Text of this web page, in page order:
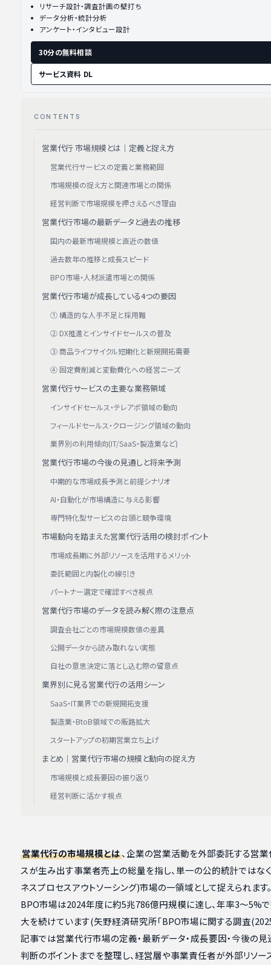
営業代行の市場規模とは、企業の営業活動を外部委託する営
スが生み出す事業者売上の総量を指し、単一の公的統計ではな
ネスプロセスアウトソーシング)市場の一領域として捉えられます
BPO市場は2024年度に約5兆786億円規模に達し、年率3〜5%
大を続けています(矢野経済研究所「BPO市場に関する調査
記事では営業代行市場の定義・最新データ・成長要因・今後の見
判断のポイントまでを整理し、経営層や事業責任者が外部リソー
リサーチ設計・調査計画の壁打ち
データ分析・統計分析
アンケート・インタビュー設計
30分の無料相談
サービス資料 DL
CONTENTS
営業代行 市場規模とは｜定義と捉え方
営業代行サービスの定義と業務範囲
市場規模の捉え方と関連市場との関係
経営判断で市場規模を押さえるべき理由
営業代行市場の最新データと過去の推移
国内の最新市場規模と直近の数値
過去数年の推移と成長スピード
BPO市場・人材派遣市場との関係
営業代行市場が成長している4つの要因
① 構造的な人手不足と採用難
② DX推進とインサイドセールスの普及
③ 商品ライフサイクル短期化と新規開拓需要
④ 固定費削減と変動費化への経営ニーズ
営業代行サービスの主要な業務領域
インサイドセールス・テレアポ領域の動向
フィールドセールス・クロージング領域の動向
業界別の利用傾向(IT/SaaS・製造業など)
営業代行市場の今後の見通しと将来予測
中期的な市場成長予測と前提シナリオ
AI・自動化が市場構造に与える影響
専門特化型サービスの台頭と競争環境
市場動向を踏まえた営業代行活用の検討ポイント
市場成長期に外部リソースを活用するメリット
委託範囲と内製化の線引き
パートナー選定で確認すべき視点
営業代行市場のデータを読み解く際の注意点
調査会社ごとの市場規模数値の差異
公開データから読み取れない実態
自社の意思決定に落とし込む際の留意点
業界別に見る営業代行の活用シーン
SaaS・IT業界での新規開拓支援
製造業・BtoB領域での販路拡大
スタートアップの初期営業立ち上げ
まとめ｜営業代行市場の規模と動向の捉え方
市場規模と成長要因の振り返り
経営判断に活かす視点